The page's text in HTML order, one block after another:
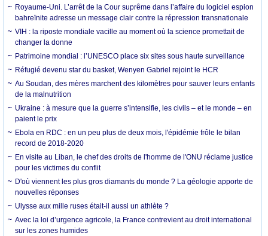
Royaume-Uni. L’arrêt de la Cour suprême dans l’affaire du logiciel espion
bahreïnite adresse un message clair contre la répression transnationale
VIH : la riposte mondiale vacille au moment où la science promettait de
changer la donne
Patrimoine mondial : l’UNESCO place six sites sous haute surveillance
Réfugié devenu star du basket, Wenyen Gabriel rejoint le HCR
Au Soudan, des mères marchent des kilomètres pour sauver leurs enfants
de la malnutrition
Ukraine : à mesure que la guerre s’intensifie, les civils – et le monde – en
paient le prix
Ebola en RDC : en un peu plus de deux mois, l'épidémie frôle le bilan
record de 2018-2020
En visite au Liban, le chef des droits de l'homme de l'ONU réclame justice
pour les victimes du conflit
D'où viennent les plus gros diamants du monde ? La géologie apporte de
nouvelles réponses
Ulysse aux mille ruses était-il aussi un athlète ?
Avec la loi d’urgence agricole, la France contrevient au droit international
sur les zones humides